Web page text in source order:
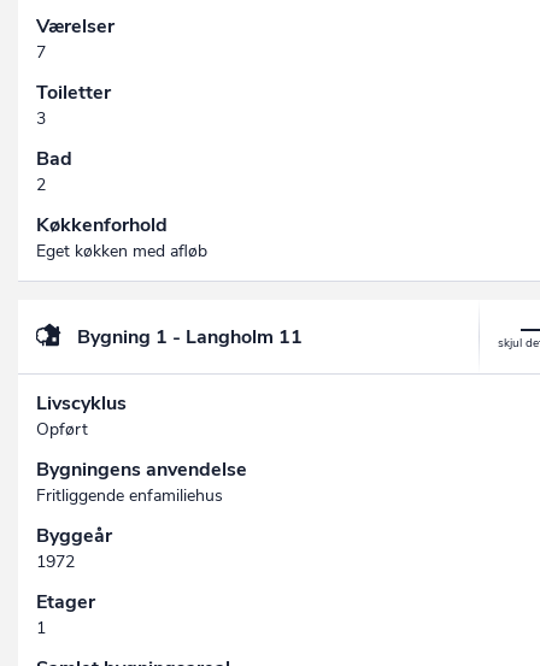
Værelser
7
Toiletter
3
Bad
2
Køkkenforhold
Eget køkken med afløb
Bygning 1 - Langholm 11
Livscyklus
Opført
Bygningens anvendelse
Fritliggende enfamiliehus
Byggeår
1972
Etager
1